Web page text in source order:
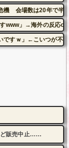
機 会場数は20年で半...
すwww」→海外の反応
ですｗ」←こいつが不
ど販売中止……